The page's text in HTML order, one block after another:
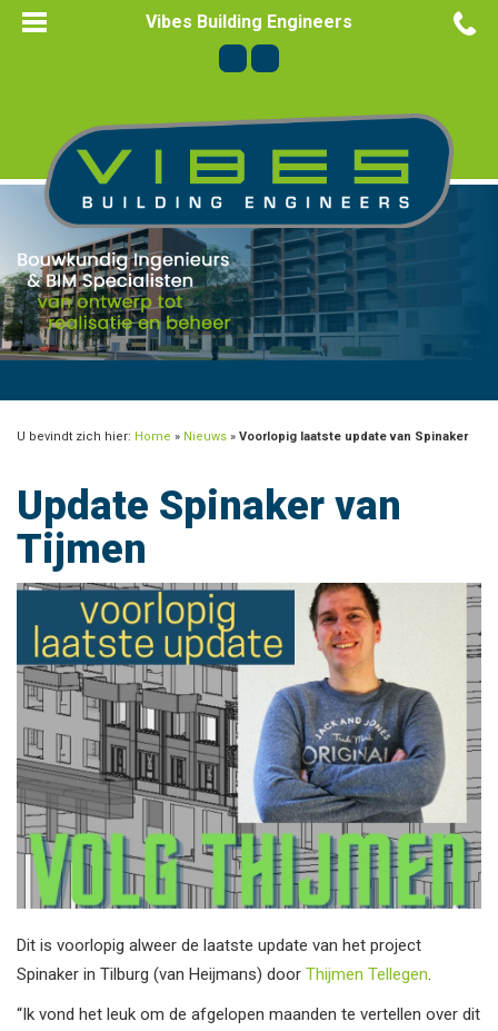
Vibes Building Engineers
U bevindt zich hier: Home » Nieuws » Voorlopig laatste update van Spinaker
Update Spinaker van
Tijmen
Dit is voorlopig alweer de laatste update van het project
Spinaker in Tilburg (van Heijmans) door Thijmen Tellegen.
“Ik vond het leuk om de afgelopen maanden te vertellen over dit